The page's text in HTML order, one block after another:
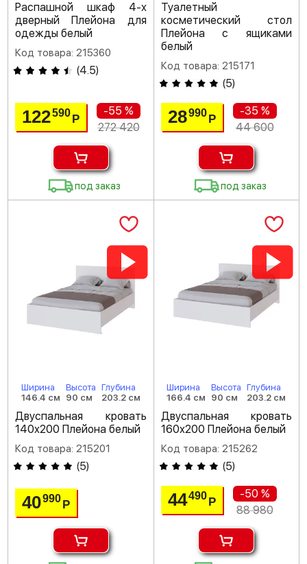
Распашной шкаф 4-х
дверный Плейона для
одежды белый
Код товара: 215360
(4.5)
122590Р
-55 %
272 420
под заказ
Туалетный
косметический стол
Плейона с ящиками
белый
Код товара: 215171
(5)
28990 Р
-35 %
44 600
под заказ
Ширина
146.4 см
Высота
90 см
Глубина
203.2 см
Двуспальная кровать
140х200 Плейона белый
Код товара: 215201
(5)
40990Р
Ширина
166.4 см
Высота
90 см
Глубина
203.2 см
Двуспальная кровать
160х200 Плейона белый
Код товара: 215262
(5)
44490 Р
-50 %
88 980